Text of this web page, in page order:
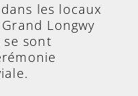
les locaux
Longwy
sont